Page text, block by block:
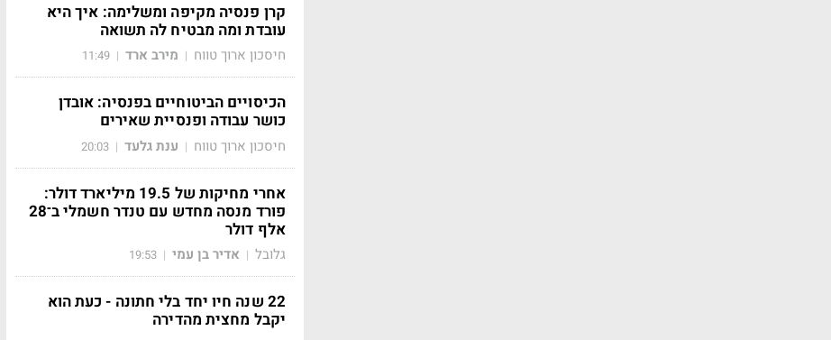
קרן פנסיה מקיפה ומשלימה: איך היא
עובדת ומה מבטיח לה תשואה
חיסכון ארוך טווח | מירב ארד |
11:49
הכיסויים הביטוחיים בפנסיה: אובדן
כושר עבודה ופנסיית שאירים
חיסכון ארוך טווח | ענת גלעד |
20:03
אחרי מחיקות של 19.5 מיליארד דולר:
פורד מנסה מחדש עם טנדר חשמלי ב־28
אלף דולר
גלובל | אדיר בן עמי |
19:53
22 שנה חיו יחד בלי חתונה - כעת הוא
יקבל מחצית מהדירה